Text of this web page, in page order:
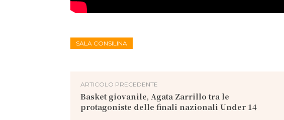
SALA CONSILINA
ARTICOLO PRECEDENTE
Basket giovanile, Agata Zarrillo tra le
protagoniste delle finali nazionali Under 14